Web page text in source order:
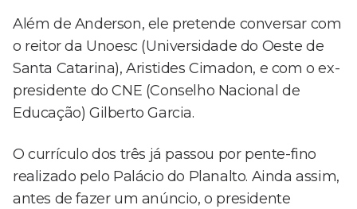
Além de Anderson, ele pretende conversar com
o reitor da Unoesc (Universidade do Oeste de
Santa Catarina), Aristides Cimadon, e com o ex-
presidente do CNE (Conselho Nacional de
Educação) Gilberto Garcia.
O currículo dos três já passou por pente-fino
realizado pelo Palácio do Planalto. Ainda assim,
antes de fazer um anúncio, o presidente